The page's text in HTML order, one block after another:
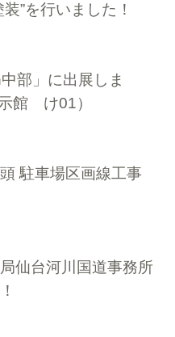
”を行いました！
部」に出展しま
館 け01）
駐車場区画線工事
仙台河川国道事務所